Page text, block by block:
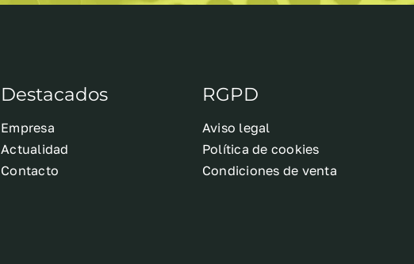
Destacados
Empresa
Actualidad
Contacto
RGPD
Aviso legal
Política de cookies
Condiciones de venta